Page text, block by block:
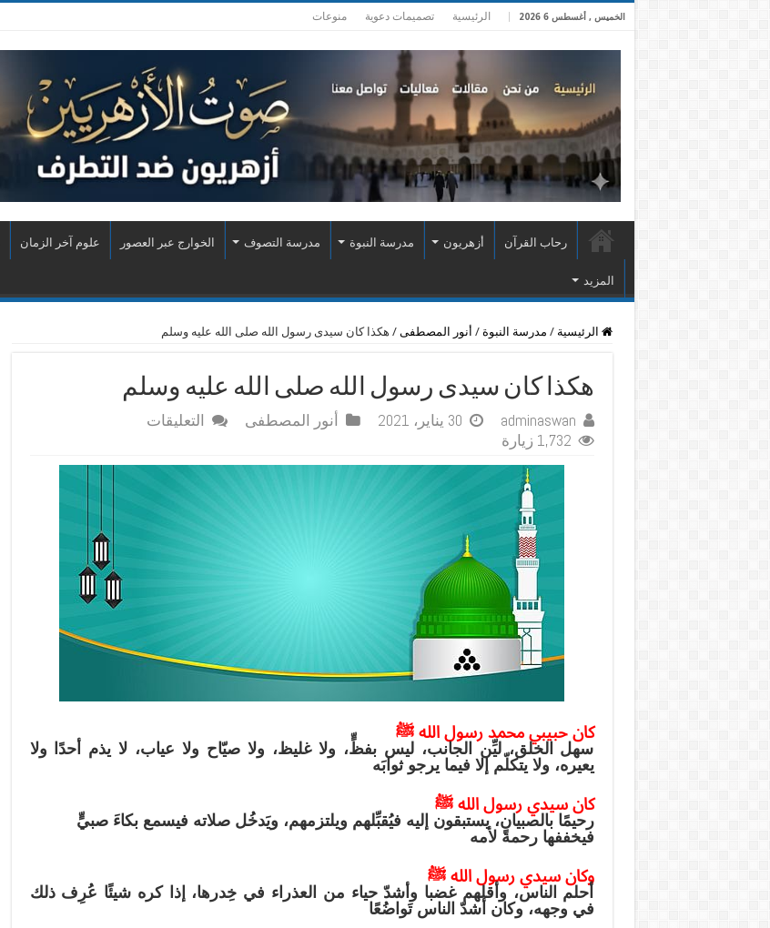
الخميس , أغسطس 6 2026 الرئيسية تصميمات دعوية منوعات
رحاب القرآن أزهريون مدرسة النبوة مدرسة التصوف الخوارج عبر العصور علوم آخر الزمان
المزيد
الرئيسية / مدرسة النبوة / أنور المصطفى / هكذا كان سيدى رسول الله صلى الله عليه وسلم
هكذا كان سيدى رسول الله صلى الله عليه وسلم
adminaswan 30 يناير، 2021 أنور المصطفى التعليقات
عليه
وسلم
1,732 زيارة
كان حبيبي محمد رسول الله ﷺ
سهل الخلق، ليِّن الجانب، ليس بفظٍّ، ولا غليظ، ولا صيّاح ولا عياب، لا يذم أحدًا ولا
يعيره، ولا يتكلّم إلا فيما يرجو ثوابَه
كان سيدي رسول الله ﷺ
رحيمًا بالصبيان، يستبقون إليه فيُقبِّلهم ويلتزمهم، ويَدخُل صلاته فيسمع بكاءَ صبيٍّ
فيخففها رحمةً لأمه
وكان سيدي رسول الله ﷺ
أحلم الناس، وأقلهم غضبا وأشدّ حياء من العذراء في خِدرها، إذا كره شيئًا عُرِف ذلك
في وجهه، وكان أشدّ الناس تَواضُعًا